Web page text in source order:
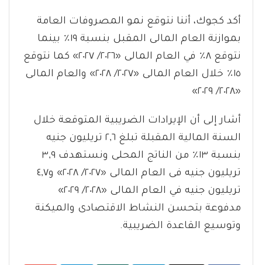
أكد كجوك، أننا نتوقع نمو المصروفات العامة
بموازنة العام المالى المقبل بنسبة ١٩٪ بينما
نتوقع ٨٪ في العام المالى «٢٠٢٦/ ٢٠٢٧» كما نتوقع
١٥٪ خلال العام المالى «٢٠٢٧/ ٢٠٢٨» والعام المالى
«٢٠٢٨/ ٢٠٢٩»
أشار إلى أن الإيرادات الضريبية المتوقعة خلال
السنة المالية المقبلة تبلغ ٢,٦ تريليون جنيه
بنسبة ١٣٪ من الناتج المحلى ونستهدف ٣,٩
تريليون جنيه فى العام المالى «٢٠٢٧/ ٢٠٢٨» و٤,٧
تريليون جنيه في العام المالى «٢٠٢٨/ ٢٠٢٩»
مدفوعة بتحسن النشاط الاقتصادى والميكنة
وتوسيع القاعدة الضريبية.